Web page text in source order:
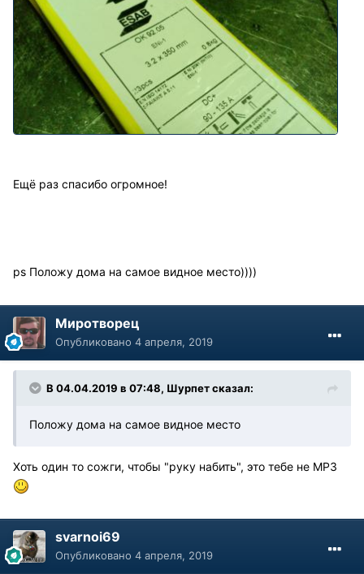
Ещё раз спасибо огромное!
ps Положу дома на самое видное место))))
Миротворец
Опубликовано 4 апреля, 2019
В 04.04.2019 в 07:48, Шурпет сказал:
Положу дома на самое видное место
Хоть один то сожги, чтобы "руку набить", это тебе не МР3
svarnoi69
Опубликовано 4 апреля, 2019